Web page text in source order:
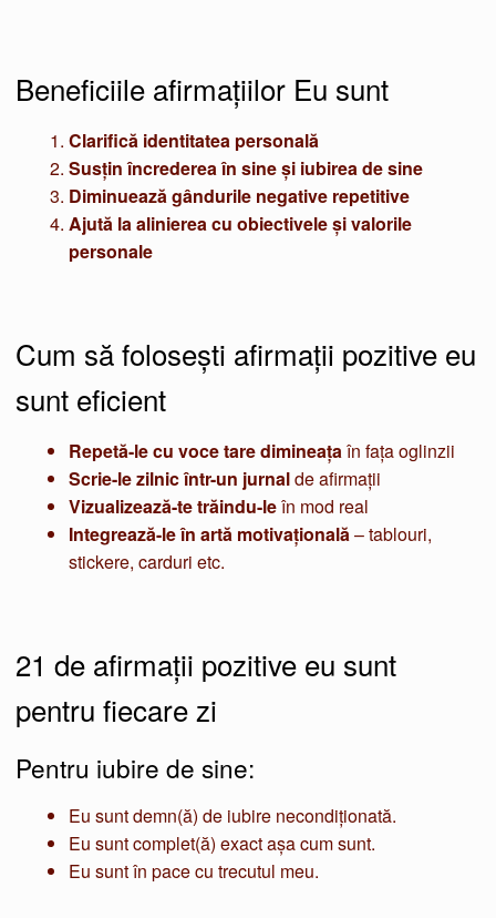
Beneficiile afirmațiilor Eu sunt
Clarifică identitatea personală
Susțin încrederea în sine și iubirea de sine
Diminuează gândurile negative repetitive
Ajută la alinierea cu obiectivele și valorile
personale
Cum să folosești afirmații pozitive eu
sunt eficient
Repetă-le cu voce tare dimineațaîn fața oglinzii
Scrie-le zilnic într-un jurnalde afirmații
Vizualizează-te trăindu-leîn mod real
Integrează-le în artă motivațională– tablouri,
stickere, carduri etc.
21 de afirmații pozitive eu sunt
pentru fiecare zi
Pentru iubire de sine:
Eu sunt demn(ă) de iubire necondiționată.
Eu sunt complet(ă) exact așa cum sunt.
Eu sunt în pace cu trecutul meu.